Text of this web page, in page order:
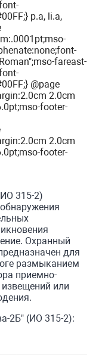
p.a, li.a,
fareast-
@page
2.0cm
footer-
2.0cm
footer-
315-2)
Охранный
для
размыканием
приемно-
или
2Б" (ИО 315-2):